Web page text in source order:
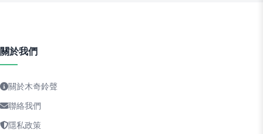
關於我們
關於木奇鈴聲
聯絡我們
隱私政策